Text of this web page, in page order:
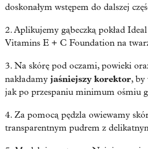
doskonałym wstępem do dalszej
2. Aplikujemy gąbeczką pokład
Vitamins E + C Foundation na
3. Na skórę pod oczami, powieki
nakładamy jaśniejszy korektor, by
jak po przespaniu minimum ośmiu
4. Za pomocą pędzla owiewamy
transparentnym pudrem z